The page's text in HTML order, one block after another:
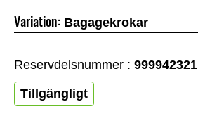
Variation: Bagagekrokar
Reservdelsnummer : 999942321
Tillgängligt